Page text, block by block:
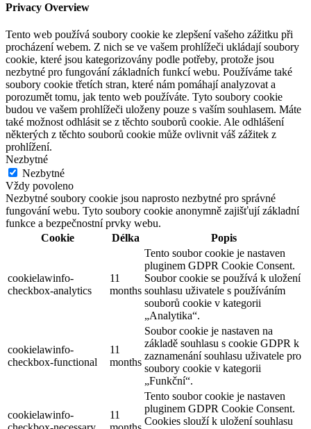
Privacy Overview
Tento web používá soubory cookie ke zlepšení vašeho zážitku při
procházení webem. Z nich se ve vašem prohlížeči ukládají soubory
cookie, které jsou kategorizovány podle potřeby, protože jsou
nezbytné pro fungování základních funkcí webu. Používáme také
soubory cookie třetích stran, které nám pomáhají analyzovat a
porozumět tomu, jak tento web používáte. Tyto soubory cookie
budou ve vašem prohlížeči uloženy pouze s vaším souhlasem. Máte
také možnost odhlásit se z těchto souborů cookie. Ale odhlášení
některých z těchto souborů cookie může ovlivnit váš zážitek z
prohlížení.
Nezbytné
Nezbytné
Vždy povoleno
Nezbytné soubory cookie jsou naprosto nezbytné pro správné
fungování webu. Tyto soubory cookie anonymně zajišťují základní
funkce a bezpečnostní prvky webu.
Cookie
Délka Popis
cookielawinfo-
checkbox-analytics
11
months
Tento soubor cookie je nastaven
pluginem GDPR Cookie Consent.
Soubor cookie se používá k uložení
souhlasu uživatele s používáním
souborů cookie v kategorii
„Analytika“.
cookielawinfo-
checkbox-functional
11
months
Soubor cookie je nastaven na
základě souhlasu s cookie GDPR k
zaznamenání souhlasu uživatele pro
soubory cookie v kategorii
„Funkční“.
cookielawinfo-
11
Tento soubor cookie je nastaven
pluginem GDPR Cookie Consent.
Cookies slouží k uložení souhlasu